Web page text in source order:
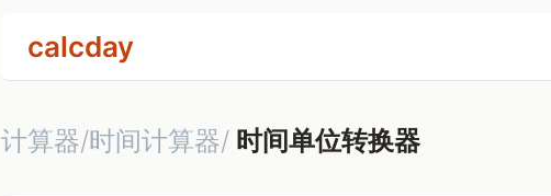
calcday
计算器/时间计算器/ 时间单位转换器